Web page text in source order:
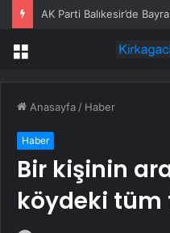
AK Parti Balıkesir’de
Menü
Anasayfa / Haber
Haber
Bir kişinin
köydeki